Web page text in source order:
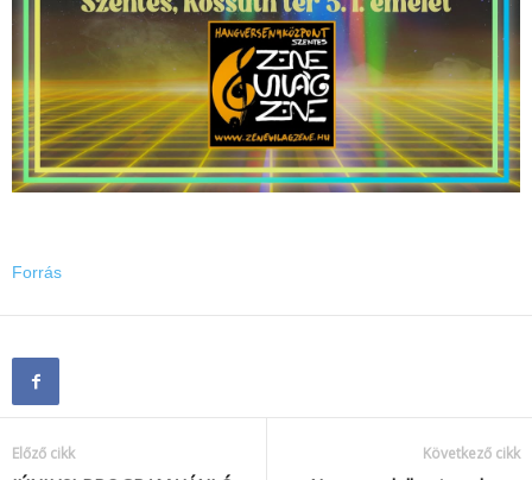
Forrás
Előző cikk Következő cikk